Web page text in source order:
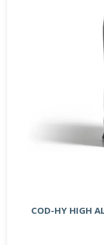
COD-HY HIGH